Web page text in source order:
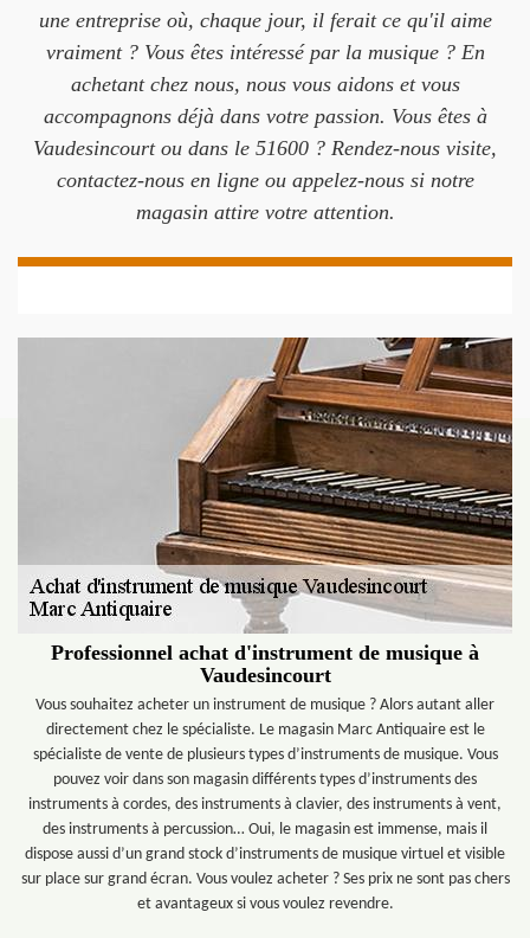
une entreprise où, chaque jour, il ferait ce qu'il aime
vraiment ? Vous êtes intéressé par la musique ? En
achetant chez nous, nous vous aidons et vous
accompagnons déjà dans votre passion. Vous êtes à
Vaudesincourt ou dans le 51600 ? Rendez-nous visite,
contactez-nous en ligne ou appelez-nous si notre
magasin attire votre attention.
Professionnel achat d'instrument de musique à
Vaudesincourt
Vous souhaitez acheter un instrument de musique ? Alors autant aller
directement chez le spécialiste. Le magasin Marc Antiquaire est le
spécialiste de vente de plusieurs types d’instruments de musique. Vous
pouvez voir dans son magasin différents types d’instruments des
instruments à cordes, des instruments à clavier, des instruments à vent,
des instruments à percussion… Oui, le magasin est immense, mais il
dispose aussi d’un grand stock d’instruments de musique virtuel et visible
sur place sur grand écran. Vous voulez acheter ? Ses prix ne sont pas chers
et avantageux si vous voulez revendre.